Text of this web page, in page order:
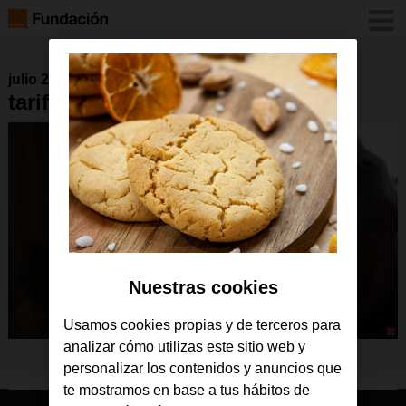
julio 2021
tarifa social imagen
Nuestras cookies
Usamos cookies propias y de terceros para
analizar cómo utilizas este sitio web y
personalizar los contenidos y anuncios que
te mostramos en base a tus hábitos de